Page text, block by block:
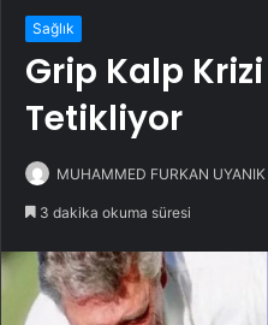
Sağlık
Grip Kalp
Tetikliyor
MUHAMMED FURKAN UYANIK
3 dakika okuma süresi